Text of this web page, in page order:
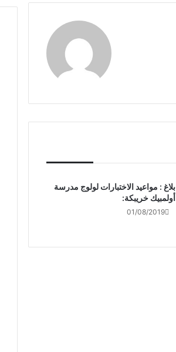
بلاغ : مواعيد الاختبارات لولوج مدرسة
أولمبيك خريبكة:
01/08/2019